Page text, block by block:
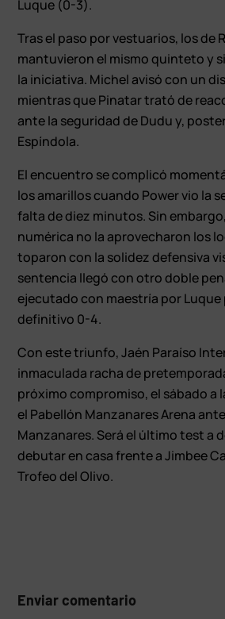
Luque (0-3).
Tras el paso por vestuarios, los de
mantuvieron el mismo quinteto y
la iniciativa. Michel avisó con un
mientras que Pinatar trató de
ante la seguridad de Dudu y,
Espíndola.
El encuentro se complicó
los amarillos cuando Power vio la
falta de diez minutos. Sin
numérica no la aprovecharon los
toparon con la solidez defensiva
sentencia llegó con otro doble
ejecutado con maestría por Luque
definitivo 0-4.
Con este triunfo, Jaén Paraíso
inmaculada racha de
próximo compromiso, el sábado a
el Pabellón Manzanares Arena
Manzanares. Será el último test a
debutar en casa frente a Jimbee
Trofeo del Olivo.
Enviar comentario